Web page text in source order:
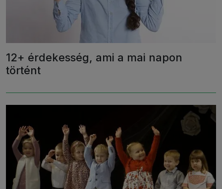
12+ érdekesség, ami a mai napon
történt